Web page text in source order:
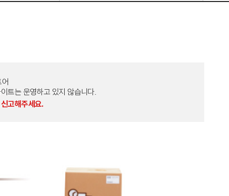
트는 운영하고 있지 않습니다.
고해주세요.